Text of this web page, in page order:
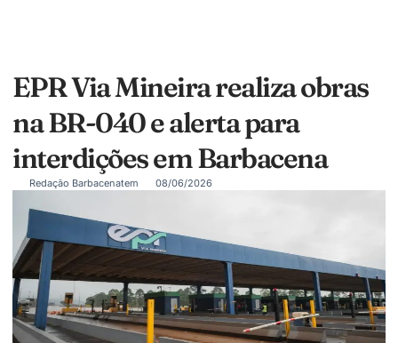
EPR Via Mineira realiza obras
na BR-040 e alerta para
interdições em Barbacena
Redação Barbacenatem 08/06/2026